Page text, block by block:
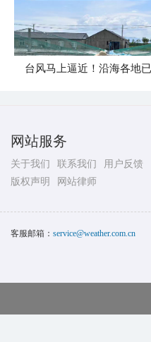
网站服务
关于我们 联系我们
用户反馈
版权声明
网站律师
客服邮箱： service@weather.com.cn